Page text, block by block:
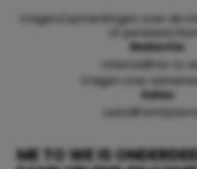
ME TO WE IS
Vragen/opmerkingen over de
of
Redactie:
redactie@me-to-
Vragen over
Sales: